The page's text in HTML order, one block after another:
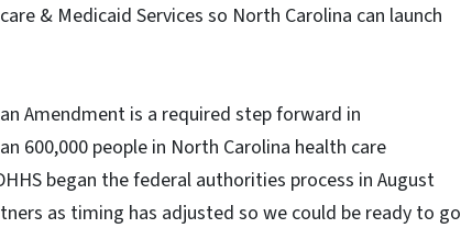
& Medicaid Services so North Carolina can launch
Amendment is a required step forward in
600,000 people in North Carolina health care
began the federal authorities process in August
as timing has adjusted so we could be ready to go